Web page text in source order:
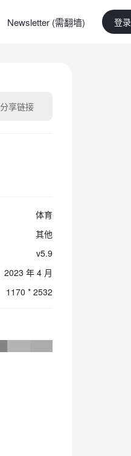
Newsletter (需翻墙) 登
分享链接
体育
其他
v5.9
2023 年 4 月
1170 * 2532